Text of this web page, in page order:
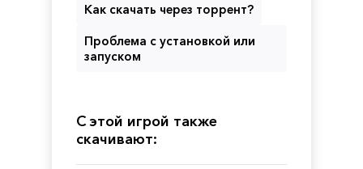
Как скачать через торрент?
Проблема с установкой или
запуском
С этой игрой также
скачивают: